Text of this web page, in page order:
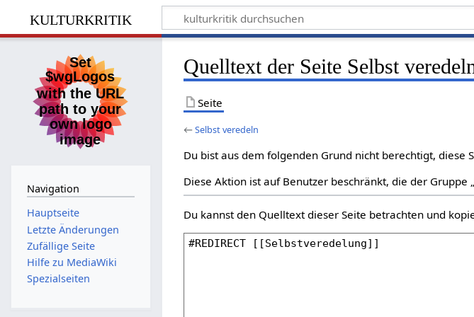
kulturkritik
Quelltext der Seite Selbst
Seite
←Selbst veredeln
Du bist aus dem folgenden Grund nicht berechtigt, diese
Diese Aktion ist auf Benutzer beschränkt, die der Gruppe „
Du kannst den Quelltext dieser Seite betrachten und
Navigation
Hauptseite
Letzte Änderungen
Zufällige Seite
Hilfe zu MediaWiki
Spezialseiten